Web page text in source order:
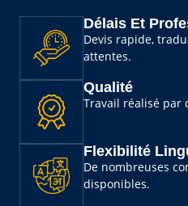
Délais Et
Devis rapide,
attentes.
Qualité
Travail réalisé par
Flexibilité
De nombreuses
disponibles.